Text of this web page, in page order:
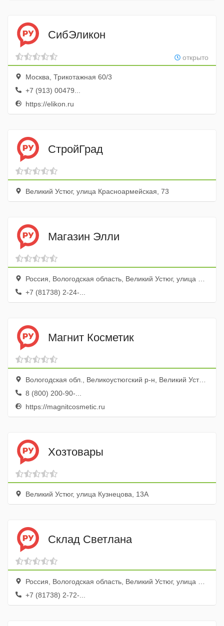
СибЭликон
открыто
Москва, Трикотажная 60/3
+7 (913) 00479...
https://elikon.ru
СтройГрад
Великий Устюг, улица Красноармейская, 73
Магазин Элли
Россия, Вологодская область, Великий Устюг, улица Кузнецова, 9
+7 (81738) 2-24-...
Магнит Косметик
Вологодская обл., Великоустюгский р-н, Великий Устюг г., ул. Красная, 108
8 (800) 200-90-...
https://magnitcosmetic.ru
Хозтовары
Великий Устюг, улица Кузнецова, 13А
Склад Светлана
Россия, Вологодская область, Великий Устюг, улица Кирова, 104А
+7 (81738) 2-72-...